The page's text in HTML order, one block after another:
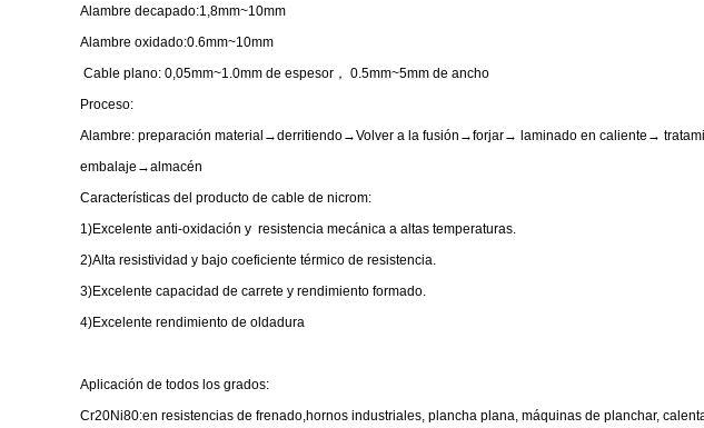
Alambre decapado:1,8mm~10mm
Alambre oxidado:0.6mm~10mm
Cable plano: 0,05mm~1.0mm de espesor ， 0.5mm~5mm de ancho
Proceso:
Alambre: preparación material→derritiendo→Volver a la fusión→forjar→ laminado en caliente→
embalaje→almacén
Características del producto de cable de nicrom:
1)Excelente anti-oxidación y resistencia mecánica a altas temperaturas.
2)Alta resistividad y bajo coeficiente térmico de resistencia.
3)Excelente capacidad de carrete y rendimiento formado.
4)Excelente rendimiento de oldadura
Aplicación de todos los grados:
Cr20Ni80:en resistencias de frenado,hornos industriales, plancha plana, máquinas de planchar,